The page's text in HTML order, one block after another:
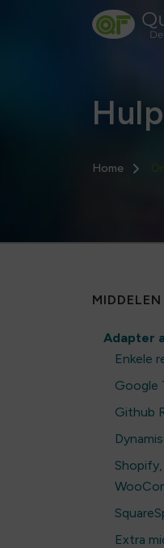
Home
MIDDELEN
Adapter
Enkele
Google
Github
Extra